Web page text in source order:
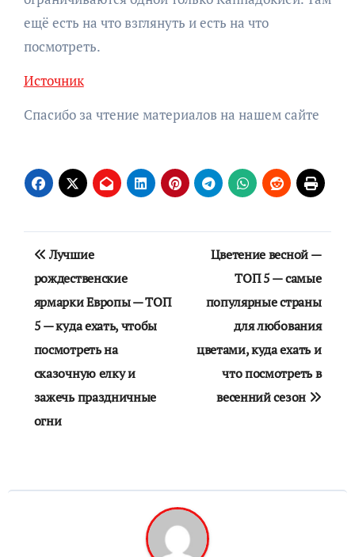
ещё есть на что взглянуть и есть на что
посмотреть.
Источник
Спасибо за чтение материалов на нашем сайте
Навигация
по
записям
Лучшие
рождественские
ярмарки Европы — ТОП
5 — куда ехать, чтобы
посмотреть на
сказочную елку и
зажечь праздничные
огни
Цветение весной —
ТОП 5 — самые
популярные страны
для любования
цветами, куда ехать и
что посмотреть в
весенний сезон